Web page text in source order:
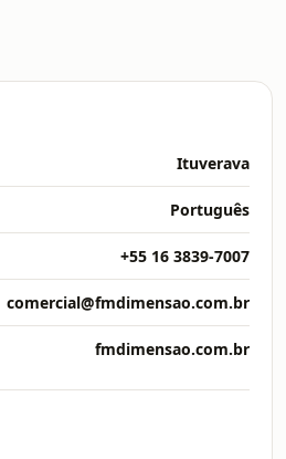
Ituverava
Português
+55 16 3839-7007
comercial@fmdimensao.com.br
fmdimensao.com.br